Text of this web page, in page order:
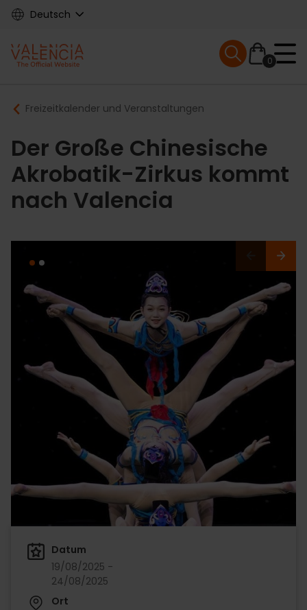
Skip
content
Deutsch
Main
navigation
0
Mobile menu
Breadcrumb
Freizeitkalender und Veranstaltungen
Der Große Chinesische
Akrobatik-Zirkus kommt
nach Valencia
Datum
19/08/2025 -
24/08/2025
Ort